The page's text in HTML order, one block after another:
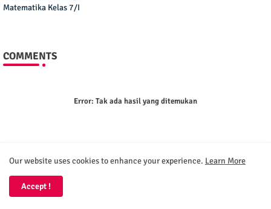
Matematika Kelas 7/I
COMMENTS
Error: Tak ada hasil yang ditemukan
Our website uses cookies to enhance your experience. Learn More
Accept !